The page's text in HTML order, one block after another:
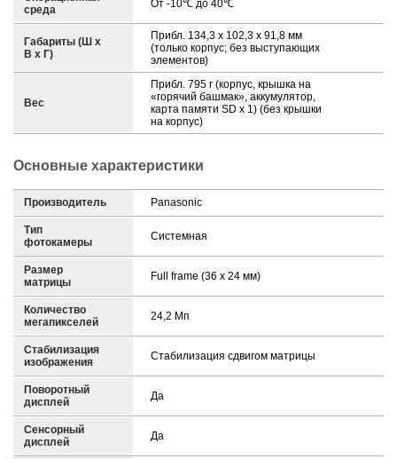
среда
От -10℃ до 40℃
Габариты (Ш х
В х Г)
Прибл. 134,3 x 102,3 x 91,8 мм
(только корпус; без выступающих
элементов)
Вес
Прибл. 795 г (корпус, крышка на
«горячий башмак», аккумулятор,
карта памяти SD x 1) (без крышки
на корпус)
Основные характеристики
Производитель Panasonic
Тип
фотокамеры
Системная
Размер
матрицы
Full frame (36 x 24 мм)
Количество
мегапикселей
24,2 Mп
Стабилизация
изображения
Стабилизация сдвигом матрицы
Поворотный
дисплей
Да
Сенсорный
дисплей
Да